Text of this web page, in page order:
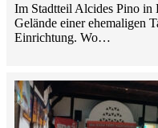
Im Stadtteil Alcides Pino in
Gelände einer ehemaligen
Einrichtung. Wo…